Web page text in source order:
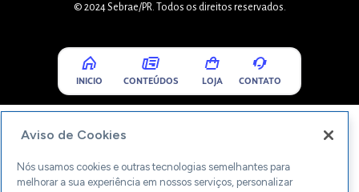
© 2024 Sebrae/PR. Todos os direitos reservados.
INICIO CONTEÚDOS LOJA CONTATO
Aviso de Cookies
Nós usamos cookies e outras tecnologias semelhantes para
melhorar a sua experiência em nossos serviços, personalizar